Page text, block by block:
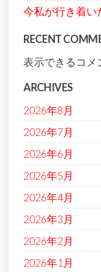
今私が行き着い
RECENT
表示できるコメ
ARCHIVES
2026年8月
2026年7月
2026年6月
2026年5月
2026年4月
2026年3月
2026年2月
2026年1月